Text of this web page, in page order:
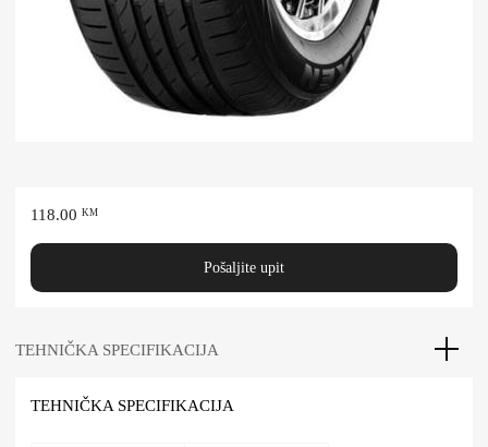
118.00 KM
Pošaljite upit
TEHNIČKA SPECIFIKACIJA
TEHNIČKA SPECIFIKACIJA